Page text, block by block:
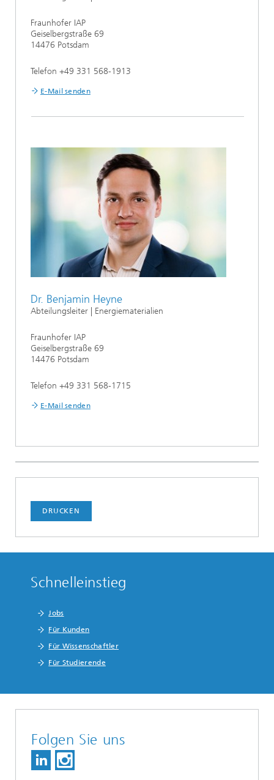
Fraunhofer IAP
Geiselbergstraße 69
14476 Potsdam
Telefon +49 331 568-1913
E-Mail senden
Dr. Benjamin Heyne
Abteilungsleiter | Energiematerialien
Fraunhofer IAP
Geiselbergstraße 69
14476 Potsdam
Telefon +49 331 568-1715
E-Mail senden
DRUCKEN
Schnelleinstieg
Jobs
Für Kunden
Für Wissenschaftler
Für Studierende
Folgen Sie uns